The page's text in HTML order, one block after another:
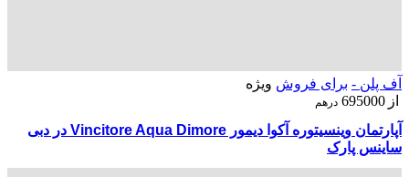
آف پلن - برای فروش ویژه
از 695000 درهم
آپارتمان وینسیتوره آکوا دیمور Vincitore Aqua Dimore در دبی
ساینس پارک